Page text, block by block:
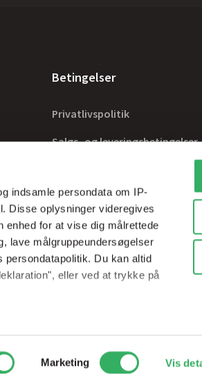
indsamle persondata om IP-
Disse oplysninger videregives
enhed for at vise dig målrettede
lave målgruppeundersøgelser
persondatapolitik. Du kan altid
eller ved at trykke på
til sociale medier og
hjemmeside med vores
Marketing Vis
Betingelser
Privatlivspolitik
Salgs- og leveringsbetingelser
+45 69898100 Mail: sps@sps-dk.com